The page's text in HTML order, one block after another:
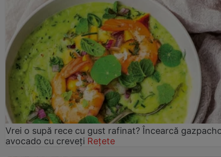
Vrei o supă rece cu gust rafinat? Încearcă
avocado cu creveți Rețete